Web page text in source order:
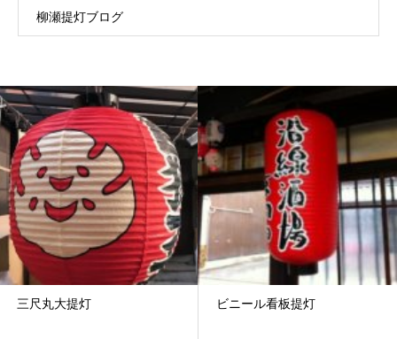
柳瀬提灯ブログ
三尺丸大提灯 ビニール看板提灯